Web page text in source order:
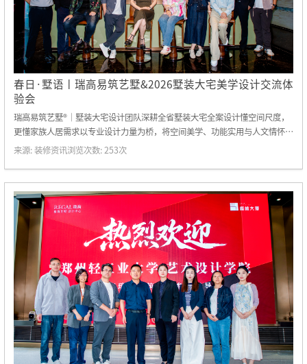
春日·墅语丨瑞高易筑艺墅&2026墅装大宅美学设计交流体
验会
瑞高易筑艺墅®｜墅装大宅设计团队深耕全省墅装大宅全案设计懂空间尺度，
更懂家族人居需求以专业设计力量为桥，将空间美学、功能实用与人文情怀深
度融合，为每一位业主定制专属的墅装大宅方案。
来源: 装修资讯 浏览次数: 253次